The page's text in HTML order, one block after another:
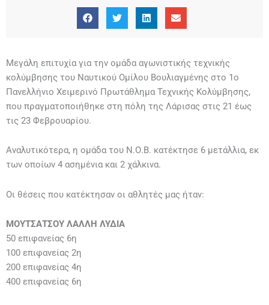
Μεγάλη επιτυχία για την ομάδα αγωνιστικής τεχνικής
κολύμβησης του Ναυτικού Ομίλου Βουλιαγμένης στο 1ο
Πανελλήνιο Χειμερινό Πρωτάθλημα Τεχνικής Κολύμβησης,
που πραγματοποιήθηκε στη πόλη της Λάρισας στις 21 έως
τις 23 Φεβρουαρίου.
Αναλυτικότερα, η ομάδα του Ν.Ο.Β. κατέκτησε 6 μετάλλια, εκ
των οποίων 4 ασημένια και 2 χάλκινα.
Οι θέσεις που κατέκτησαν οι αθλητές μας ήταν:
ΜΟΥΤΣΑΤΣΟΥ ΛΑΛΛΗ ΛΥΔΙΑ
50 επιφανείας 6η
100 επιφανείας 2η
200 επιφανείας 4η
400 επιφανείας 6η